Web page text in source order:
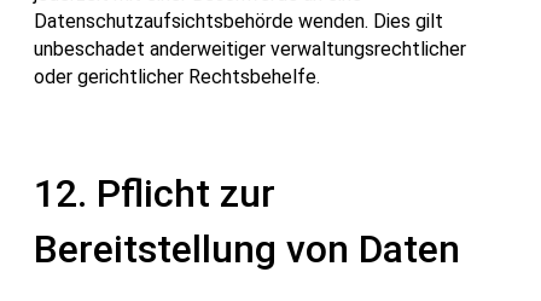
Datenschutzaufsichtsbehörde wenden. Dies gilt
unbeschadet anderweitiger verwaltungsrechtlicher
oder gerichtlicher Rechtsbehelfe.
12. Pflicht zur
Bereitstellung von Daten